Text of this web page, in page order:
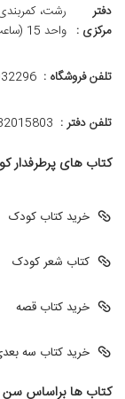
دفتر
مرکزی :
رشت، کمربندی
واحد 15 (ساعت کاری 8 صبح الی 13)
تلفن فروشگاه :
تلفن دفتر : 013-32015803 و
کتاب های پرطرفدار
خرید کتاب کودک
کتاب شعر کودک
خرید کتاب قصه
خرید کتاب سه
کتاب ها براساس سن